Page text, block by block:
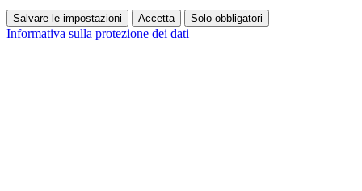
Salvare le impostazioni Accetta Solo obbligatori
Informativa sulla protezione dei dati